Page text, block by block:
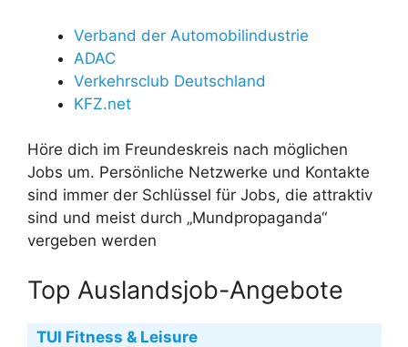
Verband der Automobilindustrie
ADAC
Verkehrsclub Deutschland
KFZ.net
Höre dich im Freundeskreis nach möglichen
Jobs um. Persönliche Netzwerke und Kontakte
sind immer der Schlüssel für Jobs, die attraktiv
sind und meist durch „Mundpropaganda“
vergeben werden
Top Auslandsjob-Angebote
TUI Fitness & Leisure